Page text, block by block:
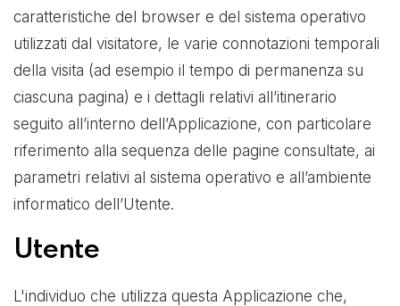
caratteristiche del browser e del sistema operativo
utilizzati dal visitatore, le varie connotazioni temporali
della visita (ad esempio il tempo di permanenza su
ciascuna pagina) e i dettagli relativi all’itinerario
seguito all’interno dell’Applicazione, con particolare
riferimento alla sequenza delle pagine consultate, ai
parametri relativi al sistema operativo e all’ambiente
informatico dell’Utente.
Utente
L'individuo che utilizza questa Applicazione che,